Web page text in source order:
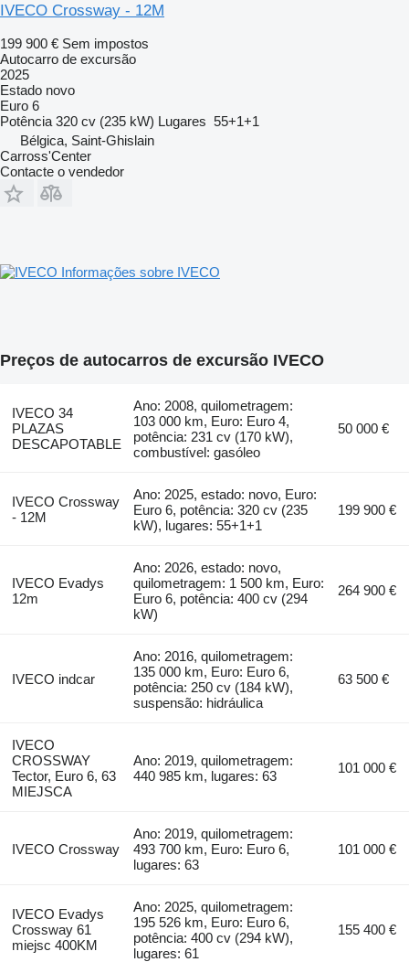
IVECO Crossway - 12M
199 900 € Sem impostos
Autocarro de excursão
2025
Estado novo
Euro 6
Potência 320 cv (235 kW) Lugares 55+1+1
Bélgica, Saint-Ghislain
Carross'Center
Contacte o vendedor
Informações sobre IVECO
Preços de autocarros de excursão IVECO
IVECO 34
PLAZAS
DESCAPOTABLE
Ano: 2008, quilometragem:
103 000 km, Euro: Euro 4,
potência: 231 cv (170 kW),
combustível: gasóleo
50 000 €
IVECO Crossway
- 12M
Ano: 2025, estado: novo, Euro:
Euro 6, potência: 320 cv (235
kW), lugares: 55+1+1
199 900 €
IVECO Evadys
12m
Ano: 2026, estado: novo,
quilometragem: 1 500 km, Euro:
Euro 6, potência: 400 cv (294
kW)
264 900 €
IVECO indcar
Ano: 2016, quilometragem:
135 000 km, Euro: Euro 6,
potência: 250 cv (184 kW),
suspensão: hidráulica
63 500 €
IVECO
CROSSWAY
Tector, Euro 6, 63
MIEJSCA
Ano: 2019, quilometragem:
440 985 km, lugares: 63
101 000 €
IVECO Crossway
Ano: 2019, quilometragem:
493 700 km, Euro: Euro 6,
lugares: 63
101 000 €
IVECO Evadys
Crossway 61
miejsc 400KM
Ano: 2025, quilometragem:
195 526 km, Euro: Euro 6,
potência: 400 cv (294 kW),
lugares: 61
155 400 €